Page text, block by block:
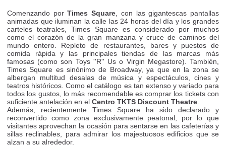
Comenzando porTimes Square , con las gigantescas pantallas
animadas que iluminan la calle las 24 horas del día y los grandes
carteles teatrales, Times Square es considerado por muchos
como el corazón de la gran manzana y cruce de caminos del
mundo entero. Repleto de restaurantes, bares y puestos de
comida rápida y las principales tiendas de las marcas más
famosas (como son Toys ''R'' Us o Virgin Megastore). También,
Times Square es sinónimo de Broadway, ya que en la zona se
albergan multitud desalas de música y espectáculos, cines y
teatros históricos. Como el catálogo es tan extenso y variado para
todos los gustos, lo más recomendable es comprar los tickets con
suficiente antelación en el Centro TKTS Discount Theatre
Además, recientemente Times Square ha sido declarado y
reconvertido como zona exclusivamente peatonal, por lo que
visitantes aprovechan la ocasión para sentarse en las cafeterías y
sillas reclinables, para admirar los majestuosos edificios que se
alzan a su alrededor.